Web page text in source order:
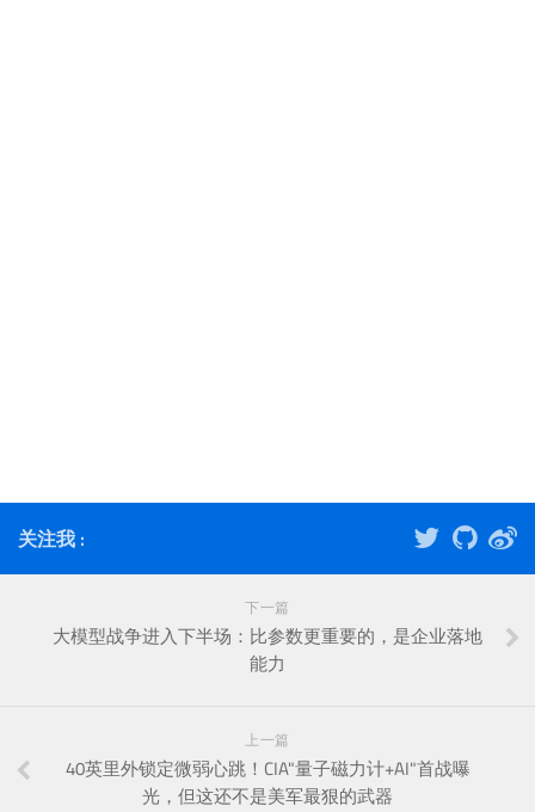
关注我 :
下一篇
大模型战争进入下半场：比参数更重要的，是企业落地
能力
上一篇
40英里外锁定微弱心跳！CIA"量子磁力计+AI"首战曝
光，但这还不是美军最狠的武器